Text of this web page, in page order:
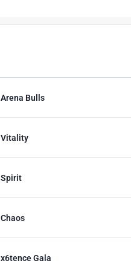
Arena Bulls
Vitality
Spirit
Chaos
x6tence Gala